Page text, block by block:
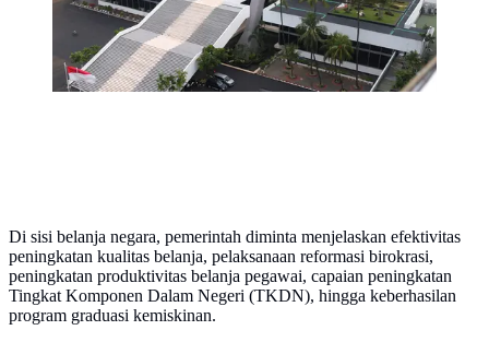
Di sisi belanja negara, pemerintah diminta menjelaskan efektivitas
peningkatan kualitas belanja, pelaksanaan reformasi birokrasi,
peningkatan produktivitas belanja pegawai, capaian peningkatan
Tingkat Komponen Dalam Negeri (TKDN), hingga keberhasilan
program graduasi kemiskinan.